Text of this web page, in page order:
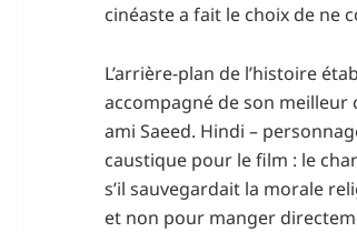
cinéaste a fait le choix de ne
L’arrière-plan de l’histoire
accompagné de son
ami Saeed. Hindi –
caustique pour le film : le
s’il sauvegardait la morale
et non pour manger